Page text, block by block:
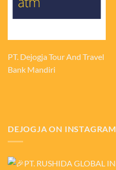
PT. Dejogja Tour And Travel
Bank Mandiri
DEJOGJA ON INSTAGRAM